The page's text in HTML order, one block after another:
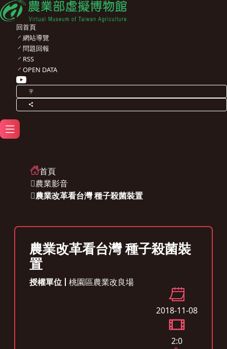
回首頁
網站導覽
問題回報
RSS
OPEN DATA
字
首頁
農業影音
農業改革看台灣 種子殺菌裝置
農業改革看台灣 種子殺菌裝
置
授權單位 桃園區農業改良場
2018-11-08
2:0